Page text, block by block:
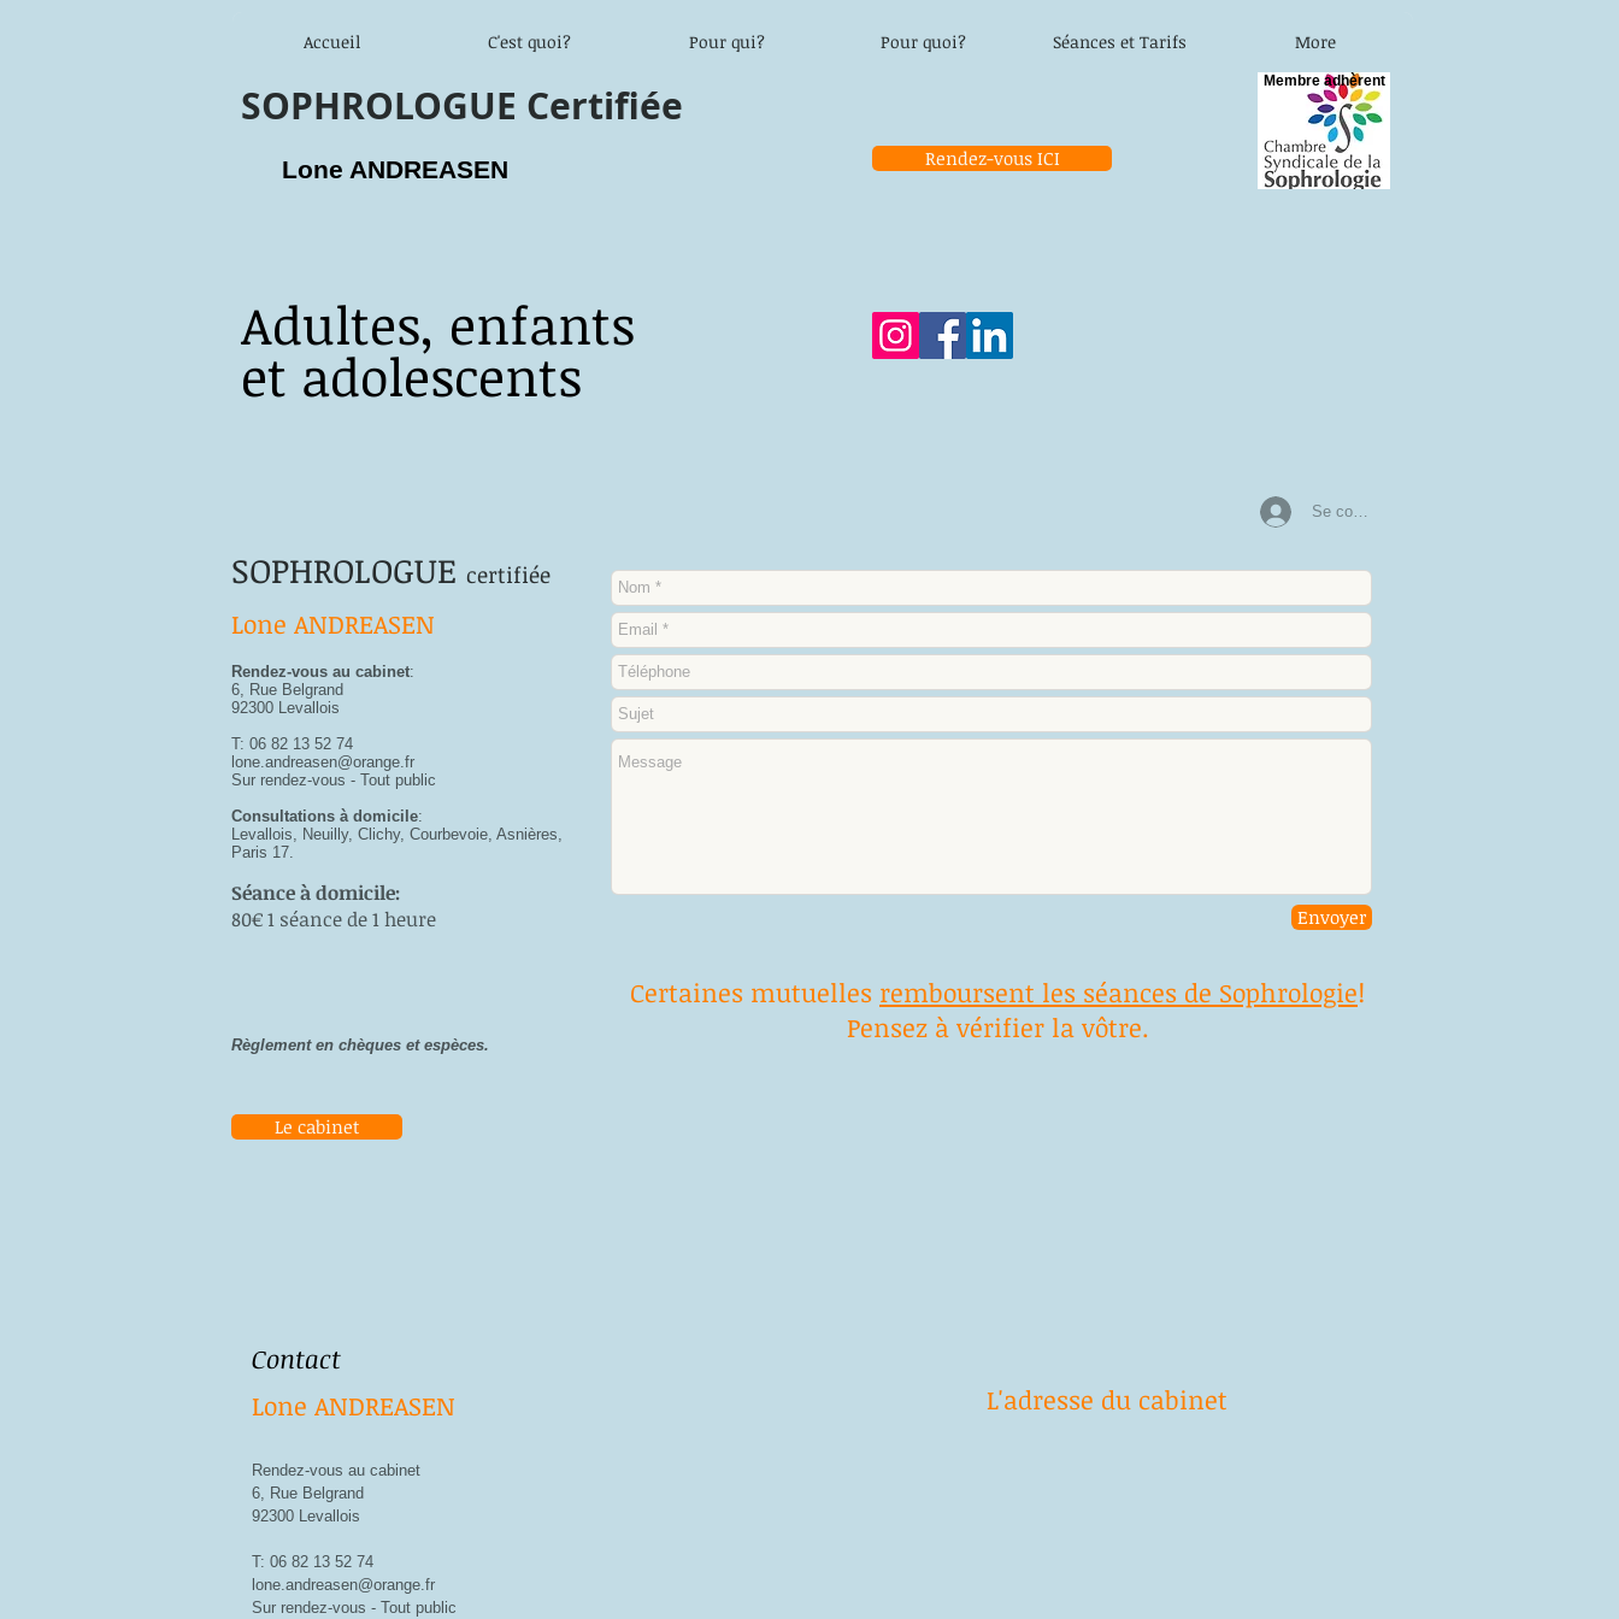
Accueil C'est quoi? Pour qui? Pour quoi? Séances et Tarifs More
SOPHROLOGUE Certifiée
Lone ANDREASEN
Adultes, enfants
et adolescents
Rendez-vous ICI
Membre adhèrent
Se connecter
SOPHROLOGUE certifiée
Lone ANDREASEN
Rendez-vous au cabinet:
6, Rue Belgrand
92300 Levallois
T: 06 82 13 52 74
lone.andreasen@orange.fr
Sur rendez-vous - Tout public
Consultations à domicile:
Levallois, Neuilly, Clichy, Courbevoie, Asnières,
Paris 17.
Séance à domicile:
80€ 1 séance de 1 heure
Règlement en chèques et espèces.
Le cabinet
Envoyer
Certaines mutuelles remboursent les séances de Sophrologie!
Pensez à vérifier la vôtre.
Contact
Lone ANDREASEN
Rendez-vous au cabinet
6, Rue Belgrand
92300 Levallois
T: 06 82 13 52 74
lone.andreasen@orange.fr
Sur rendez-vous - Tout public
L'adresse du cabinet